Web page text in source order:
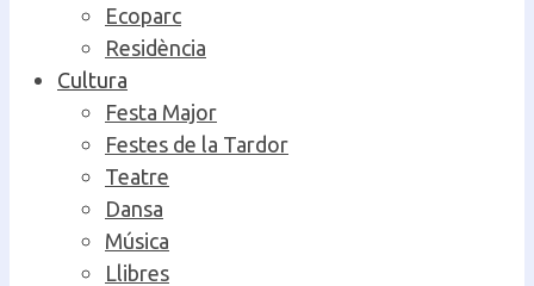
Ecoparc
Residència
Cultura
Festa Major
Festes de la Tardor
Teatre
Dansa
Música
Llibres